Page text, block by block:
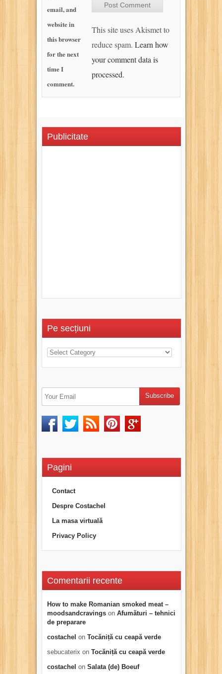
email, and
website in
this browser
for the next
time I
comment.
This site uses Akismet to
reduce spam. Learn how
your comment data is
processed.
Publicitate
Pe secțiuni
Pagini
Contact
Despre Costachel
La masa virtuală
Privacy Policy
Comentarii recente
How to make Romanian smoked meat –
moodsandcravings on Afumături – tehnici
de preparare
costachel on Tocăniță cu ceapă verde
sebucaterix on Tocăniță cu ceapă verde
costachel on Salata (de) Boeuf